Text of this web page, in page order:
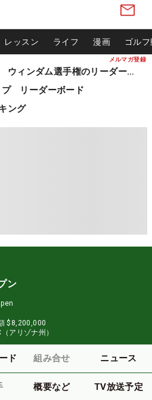
メルマガ登録
レッスン ライフ 漫画 ゴル
松山英樹ら出場 ウィンダム選手権のリーダーボード
リーダーボード
ング
ン
$8,200,000
アリゾナ州）
ド 組み合せ ニュース
概要など TV放送予定